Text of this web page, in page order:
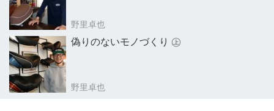
野里卓也
偽りのないモノづくり ㊤
野里卓也